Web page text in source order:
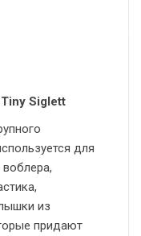
Siglett
для
из
придают